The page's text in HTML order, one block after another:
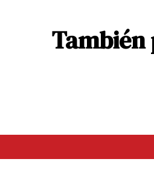
También